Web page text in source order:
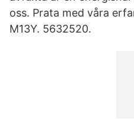
oss. Prata med våra
M13Y. 5632520.